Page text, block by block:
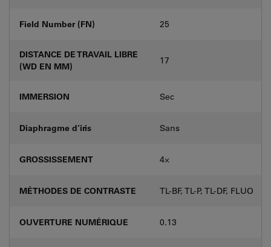
Field Number (FN) 25
DISTANCE DE TRAVAIL LIBRE
(WD EN MM)
17
IMMERSION Sec
Diaphragme d’iris Sans
GROSSISSEMENT 4⨉
MÉTHODES DE CONTRASTE TL-BF, TL-P, TL-DF, FLUO
OUVERTURE NUMÉRIQUE 0.13